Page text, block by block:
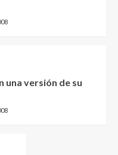
una versión de su